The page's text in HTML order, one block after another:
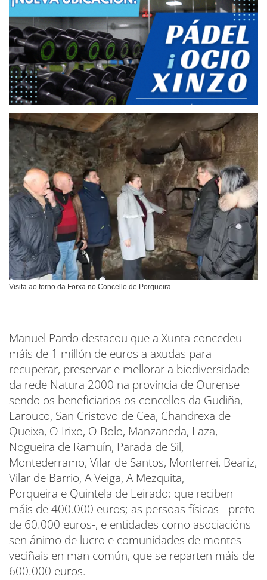
Visita ao forno da Forxa no Concello de Porqueira.
Manuel Pardo destacou que a Xunta concedeu
máis de 1 millón de euros a axudas para
recuperar, preservar e mellorar a biodiversidade
da rede Natura 2000 na provincia de Ourense
sendo os beneficiarios os concellos da Gudiña,
Larouco, San Cristovo de Cea, Chandrexa de
Queixa, O Irixo, O Bolo, Manzaneda, Laza,
Nogueira de Ramuín, Parada de Sil,
Montederramo, Vilar de Santos, Monterrei, Beariz,
Vilar de Barrio, A Veiga, A Mezquita,
Porqueira e Quintela de Leirado; que reciben
máis de 400.000 euros; as persoas físicas - preto
de 60.000 euros-, e entidades como asociacións
sen ánimo de lucro e comunidades de montes
veciñais en man común, que se reparten máis de
600.000 euros.